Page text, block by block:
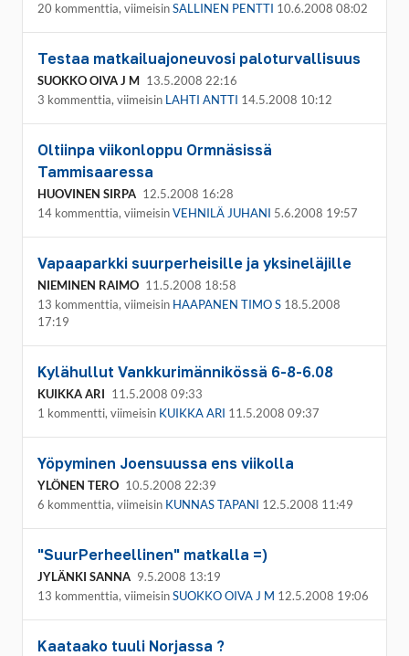
20 kommenttia, viimeisinSALLINEN PENTTI 10.6.2008 08:02
Testaa matkailuajoneuvosi paloturvallisuus
SUOKKO OIVA J M 13.5.2008 22:16
3 kommenttia, viimeisin LAHTI ANTTI 14.5.2008 10:12
Oltiinpa viikonloppu Ormnäsissä
Tammisaaressa
HUOVINEN SIRPA 12.5.2008 16:28
14 kommenttia, viimeisinVEHNILÄ JUHANI 5.6.2008 19:57
Vapaaparkki suurperheisille ja yksineläjille
NIEMINEN RAIMO 11.5.2008 18:58
13 kommenttia, viimeisin HAAPANEN TIMO S 18.5.2008
17:19
Kylähullut Vankkurimännikössä 6-8-6.08
KUIKKA ARI 11.5.2008 09:33
1 kommentti, viimeisin KUIKKA ARI 11.5.2008 09:37
Yöpyminen Joensuussa ens viikolla
YLÖNEN TERO 10.5.2008 22:39
6 kommenttia, viimeisin KUNNAS TAPANI 12.5.2008 11:49
"SuurPerheellinen" matkalla =)
JYLÄNKI SANNA 9.5.2008 13:19
13 kommenttia, viimeisinSUOKKO OIVA J M 12.5.2008 19:06
Kaataako tuuli Norjassa ?